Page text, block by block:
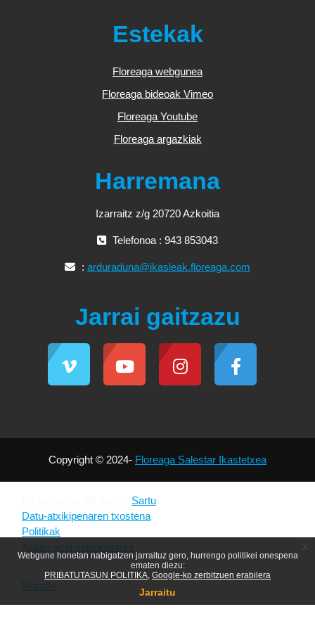
Estekak
Floreaga webgunea
Floreaga bideoak Vimeo
Floreaga Youtube
Floreaga argazkiak
Harremana
Izarraitz z/g 20720 Azkoitia
Telefonoa : 943 853043
: arduraduna@ikasleak.floreaga.com
Jarrai gaitzazu
Copyright © 2024- Floreaga Salestar Ikastetxea
Sartu
Datu-atxikipenaren txostena
Politikak
Aldatu azal estandarrera
Moodle
Webgune honetan nabigatzen jarraituz gero, hurrengo politikei onespena
ematen diezu:
PRIBATUTASUN POLITIKA Google-ko zerbitzuen erabilera
Jarraitu